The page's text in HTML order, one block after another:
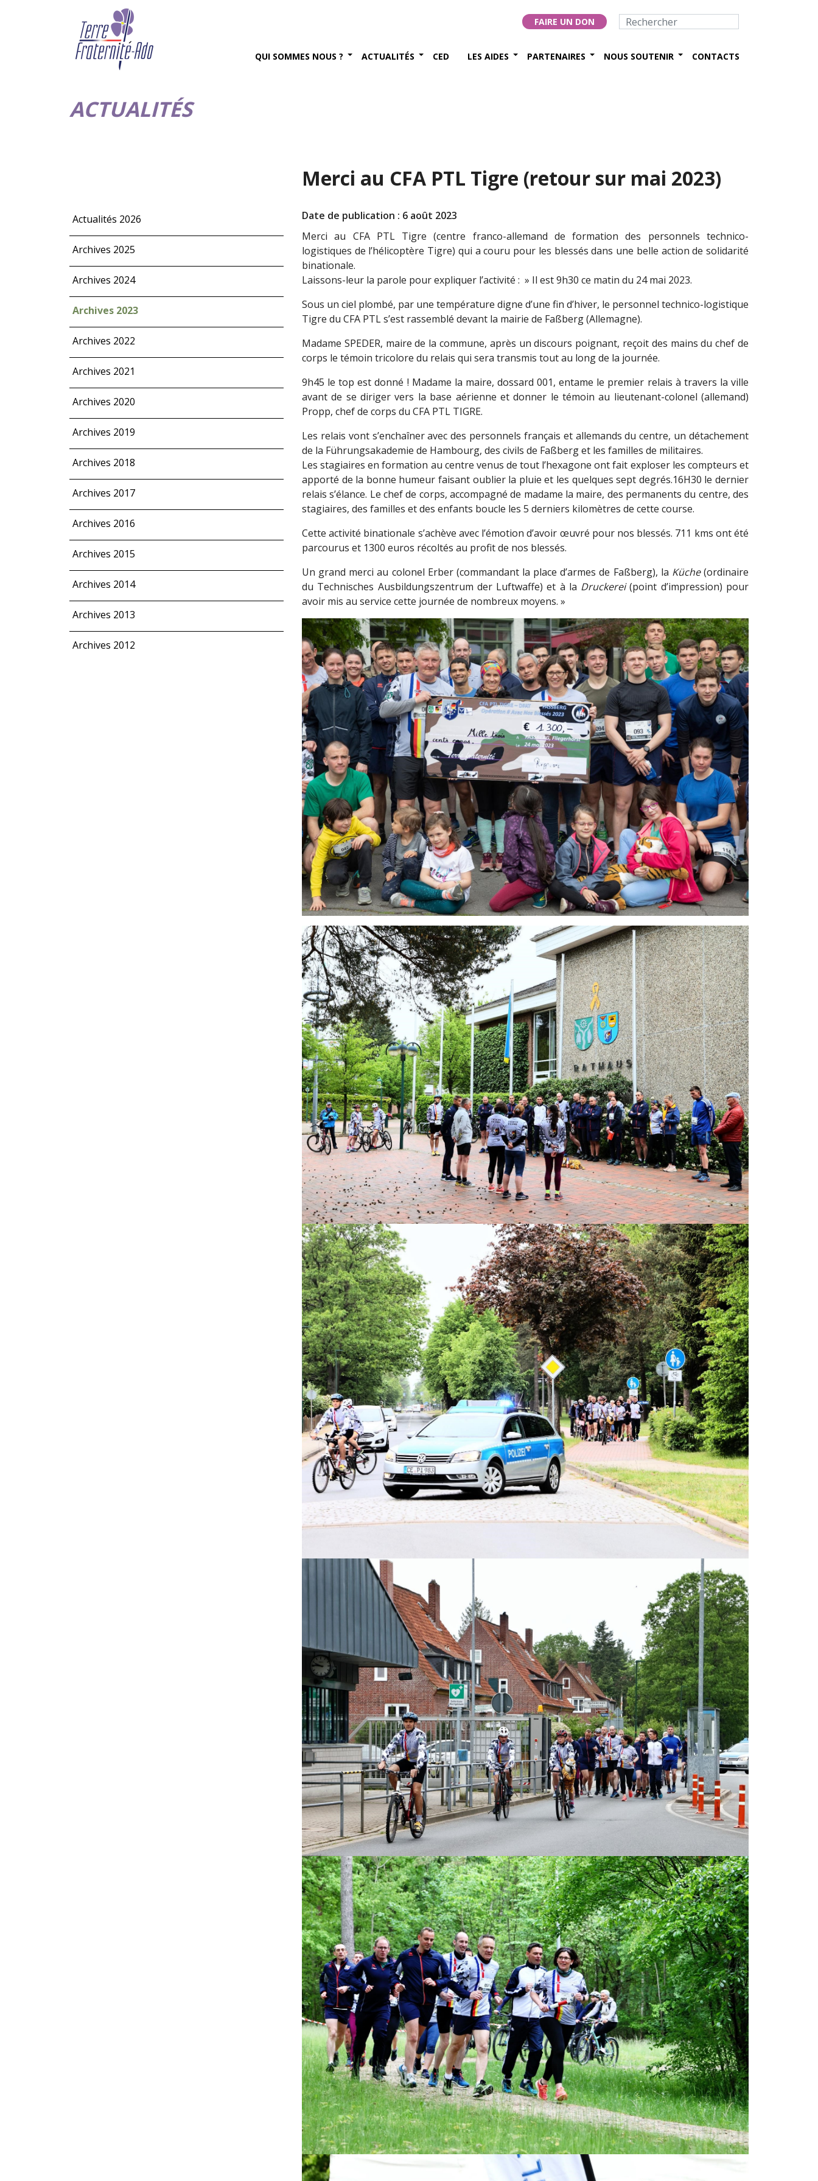
FAIRE UN DON
QUI SOMMES NOUS ? ACTUALITÉS CED LES AIDES PARTENAIRES NOUS SOUTENIR CONTACTS
ACTUALITÉS
Actualités 2026
Archives 2025
Archives 2024
Archives 2023
Archives 2022
Archives 2021
Archives 2020
Archives 2019
Archives 2018
Archives 2017
Archives 2016
Archives 2015
Archives 2014
Archives 2013
Archives 2012
Merci au CFA PTL Tigre (retour sur mai 2023)
Date de publication : 6 août 2023
Merci au CFA PTL Tigre (centre franco-allemand de formation des personnels technico-
logistiques de l’hélicoptère Tigre) qui a couru pour les blessés dans une belle action de solidarité
binationale.
Laissons-leur la parole pour expliquer l’activité : » Il est 9h30 ce matin du 24 mai 2023.
Sous un ciel plombé, par une température digne d’une fin d’hiver, le personnel technico-logistique
Tigre du CFA PTL s’est rassemblé devant la mairie de Faßberg (Allemagne).
Madame SPEDER, maire de la commune, après un discours poignant, reçoit des mains du chef de
corps le témoin tricolore du relais qui sera transmis tout au long de la journée.
9h45 le top est donné ! Madame la maire, dossard 001, entame le premier relais à travers la ville
avant de se diriger vers la base aérienne et donner le témoin au lieutenant-colonel (allemand)
Propp, chef de corps du CFA PTL TIGRE.
Les relais vont s’enchaîner avec des personnels français et allemands du centre, un détachement
de la Führungsakademie de Hambourg, des civils de Faßberg et les familles de militaires.
Les stagiaires en formation au centre venus de tout l’hexagone ont fait exploser les compteurs et
apporté de la bonne humeur faisant oublier la pluie et les quelques sept degrés.16H30 le dernier
relais s’élance. Le chef de corps, accompagné de madame la maire, des permanents du centre, des
stagiaires, des familles et des enfants boucle les 5 derniers kilomètres de cette course.
Cette activité binationale s’achève avec l’émotion d’avoir œuvré pour nos blessés. 711 kms ont été
parcourus et 1300 euros récoltés au profit de nos blessés.
Un grand merci au colonel Erber (commandant la place d’armes de Faßberg), la Küche(ordinaire
du Technisches Ausbildungszentrum der Luftwaffe) et à la Druckerei(point d’impression) pour
avoir mis au service cette journée de nombreux moyens. »